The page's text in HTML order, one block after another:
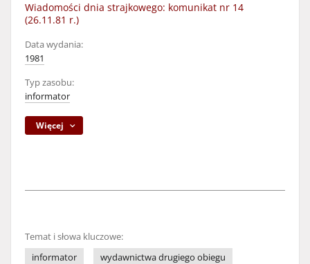
Wiadomości dnia strajkowego: komunikat nr 14
(26.11.81 r.)
Data wydania:
1981
Typ zasobu:
informator
Więcej
Temat i słowa kluczowe:
informator
wydawnictwa drugiego obiegu